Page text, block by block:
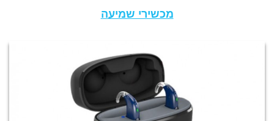
מכשירי שמיעה